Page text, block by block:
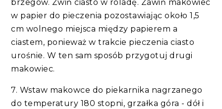
brzegów. Zwiń ciasto w roladę. Zawiń makowiec
w papier do pieczenia pozostawiając około 1,5
cm wolnego miejsca między papierem a
ciastem, ponieważ w trakcie pieczenia ciasto
urośnie. W ten sam sposób przygotuj drugi
makowiec.
7. Wstaw makowce do piekarnika nagrzanego
do temperatury 180 stopni, grzałka góra - dół i